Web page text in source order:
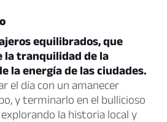
equilibrados, que
tranquilidad de la
la energía de las ciudades.
el día con un amanecer
y terminarlo en el bullicioso
la historia local y